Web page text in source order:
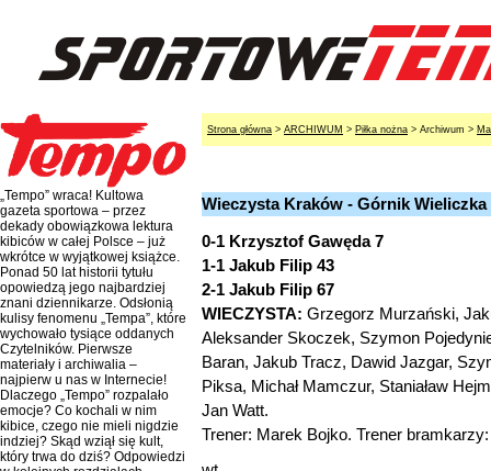
„Tempo” wraca! Kultowa
gazeta sportowa – przez
dekady obowiązkowa lektura
kibiców w całej Polsce – już
wkrótce w wyjątkowej książce.
Ponad 50 lat historii tytułu
opowiedzą jego najbardziej
znani dziennikarze. Odsłonią
kulisy fenomenu „Tempa”, które
wychowało tysiące oddanych
Czytelników. Pierwsze
materiały i archiwalia –
najpierw u nas w Internecie!
Dlaczego „Tempo” rozpalało
emocje? Co kochali w nim
kibice, czego nie mieli nigdzie
indziej? Skąd wziął się kult,
który trwa do dziś? Odpowiedzi
Strona główna > ARCHIWUM > Piłka nożna > Archiwum >
Wieczysta Kraków - Górnik Wieliczka
0-1 Krzysztof Gawęda 7
1-1 Jakub Filip 43
2-1 Jakub Filip 67
WIECZYSTA: Grzegorz Murzański,
Aleksander Skoczek, Szymon
Baran, Jakub Tracz, Dawid Jazgar,
Piksa, Michał Mamczur, Staniaław
Jan Watt.
Trener: Marek Bojko. Trener